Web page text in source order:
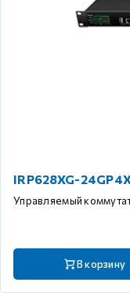
IRP628XG-
Управляемый
В корзину